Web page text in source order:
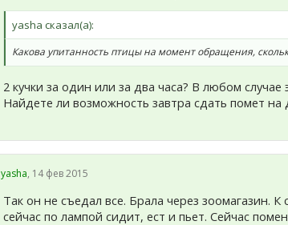
yasha сказал(а):
Какова упитанность птицы на момент обращения,
2 кучки за один или за два часа? В любом случае
Найдете ли возможность завтра сдать помет
yasha, 14 фев 2015
Так он не съедал все. Брала через зоомагазин.
сейчас по лампой сидит, ест и пьет. Сейчас